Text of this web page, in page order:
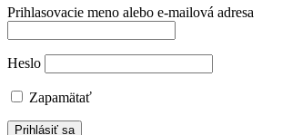
Prihlasovacie meno alebo e-mailová adresa
Heslo
Zapamätať